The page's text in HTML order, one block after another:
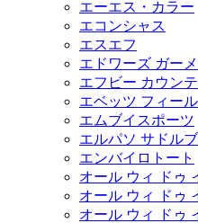
エーエス・カラー
エコンシャス
エスエフ
エドワーズ ガー
エフビー カウン
エベッツ フィー
エムブイスポーツ
エルパソ サドル
エンバイロトート
オール ウィ ドゥ
オール ウィ ドゥ
オール ウィ ドゥ